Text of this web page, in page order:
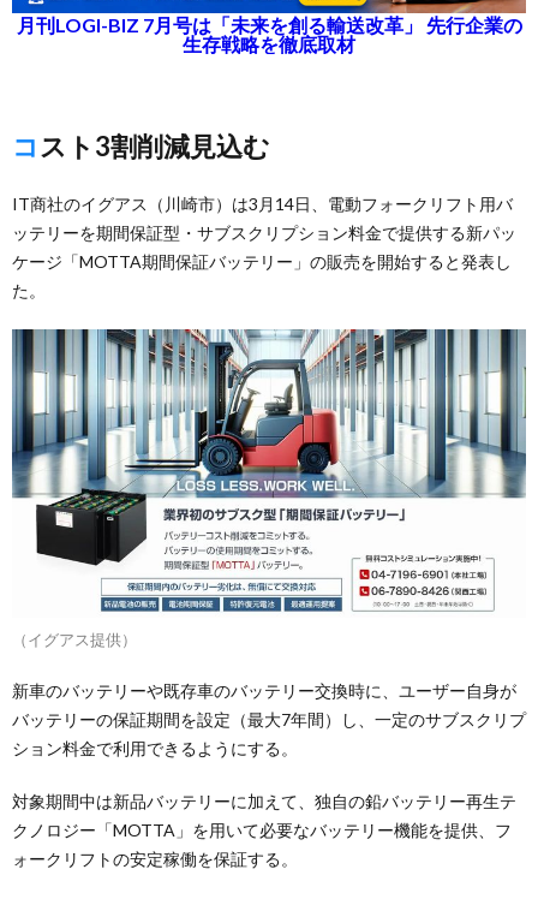
月刊LOGI-BIZ 7月号は「未来を創る輸送改革」 先行企業の
生存戦略を徹底取材
コスト3割削減見込む
IT商社のイグアス（川崎市）は3月14日、電動フォークリフト用バ
ッテリーを期間保証型・サブスクリプション料金で提供する新パッ
ケージ「MOTTA期間保証バッテリー」の販売を開始すると発表し
た。
（イグアス提供）
新車のバッテリーや既存車のバッテリー交換時に、ユーザー自身が
バッテリーの保証期間を設定（最大7年間）し、一定のサブスクリプ
ション料金で利用できるようにする。
対象期間中は新品バッテリーに加えて、独自の鉛バッテリー再生テ
クノロジー「MOTTA」を用いて必要なバッテリー機能を提供、フ
ォークリフトの安定稼働を保証する。